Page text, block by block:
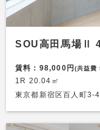
SOU高田馬場Ⅱ
賃料：98,000円(共益費
1R 20.04㎡
東京都新宿区百人町